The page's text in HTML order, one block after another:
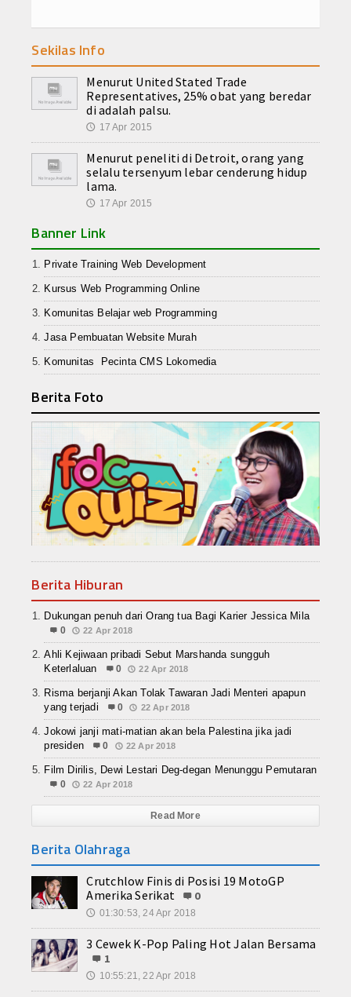
Sekilas Info
Menurut United Stated Trade
Representatives, 25% obat yang beredar
di adalah palsu.
🕔 17 Apr 2015
Menurut peneliti di Detroit, orang yang
selalu tersenyum lebar cenderung hidup
lama.
🕔 17 Apr 2015
Banner Link
Private Training Web Development
Kursus Web Programming Online
Komunitas Belajar web Programming
Jasa Pembuatan Website Murah
Komunitas Pecinta CMS Lokomedia
Berita Foto
Berita Hiburan
Dukungan penuh dari Orang tua Bagi Karier Jessica Mila
0 22 Apr 2018
Ahli Kejiwaan pribadi Sebut Marshanda sungguh
Keterlaluan
0 22 Apr 2018
Risma berjanji Akan Tolak Tawaran Jadi Menteri apapun
yang terjadi
0 22 Apr 2018
Jokowi janji mati-matian akan bela Palestina jika jadi
presiden
0 22 Apr 2018
Film Dirilis, Dewi Lestari Deg-degan Menunggu Pemutaran
0 22 Apr 2018
Read More
Berita Olahraga
Crutchlow Finis di Posisi 19 MotoGP
Amerika Serikat
0
🕔 01:30:53, 24 Apr 2018
3 Cewek K-Pop Paling Hot Jalan Bersama
1
🕔 10:55:21, 22 Apr 2018